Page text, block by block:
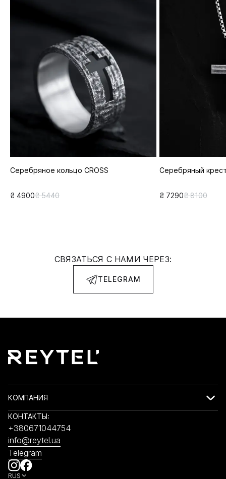
Серебряное кольцо CROSS
₴ 4900₴ 5440
Серебряный крест
₴ 7290₴ 8100
СВЯЗАТЬСЯ С НАМИ ЧЕРЕЗ:
TELEGRAM
КОМПАНИЯ
КОНТАКТЫ:
+380671044754
info@reytel.ua
Telegram
RUS